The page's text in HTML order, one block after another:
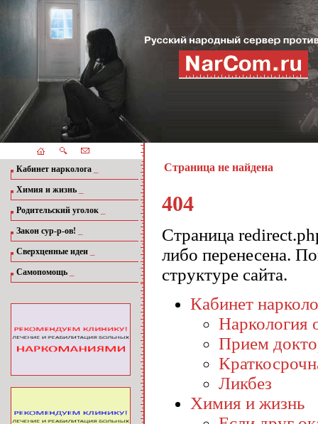
Кабинет нарколога
Химия и жизнь
Родительский уголок
Закон сур-р-ов!
Сверхценные идеи
Самопомощь
Страница не найдена
404
Страница
либо перенесена.
структуре сайта.
Кабинет
Наркология
Прием
Ликбез
Химия и жизнь